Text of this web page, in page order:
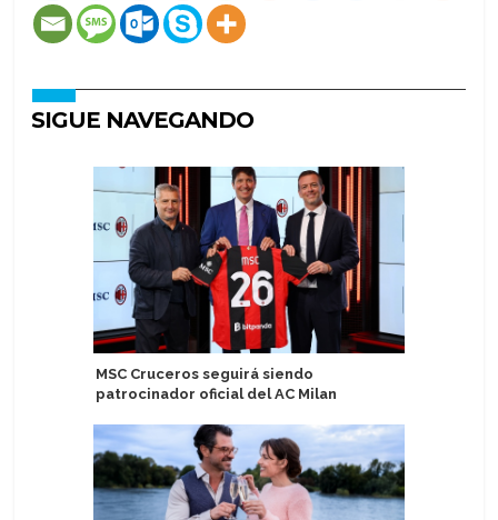
SIGUE NAVEGANDO
MSC Cruceros seguirá siendo
patrocinador oficial del AC Milan